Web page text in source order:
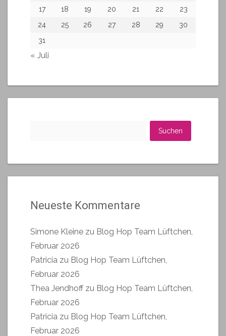
17
18 19 20 21 22
23
24
25 26 27 28 29
30
31
« Juli
Neueste Kommentare
Simone Kleine zu Blog Hop Team Lüftchen,
Februar 2026
Patricia zu Blog Hop Team Lüftchen,
Februar 2026
Thea Jendhoffzu Blog Hop Team Lüftchen,
Februar 2026
Patricia zu Blog Hop Team Lüftchen,
Februar 2026